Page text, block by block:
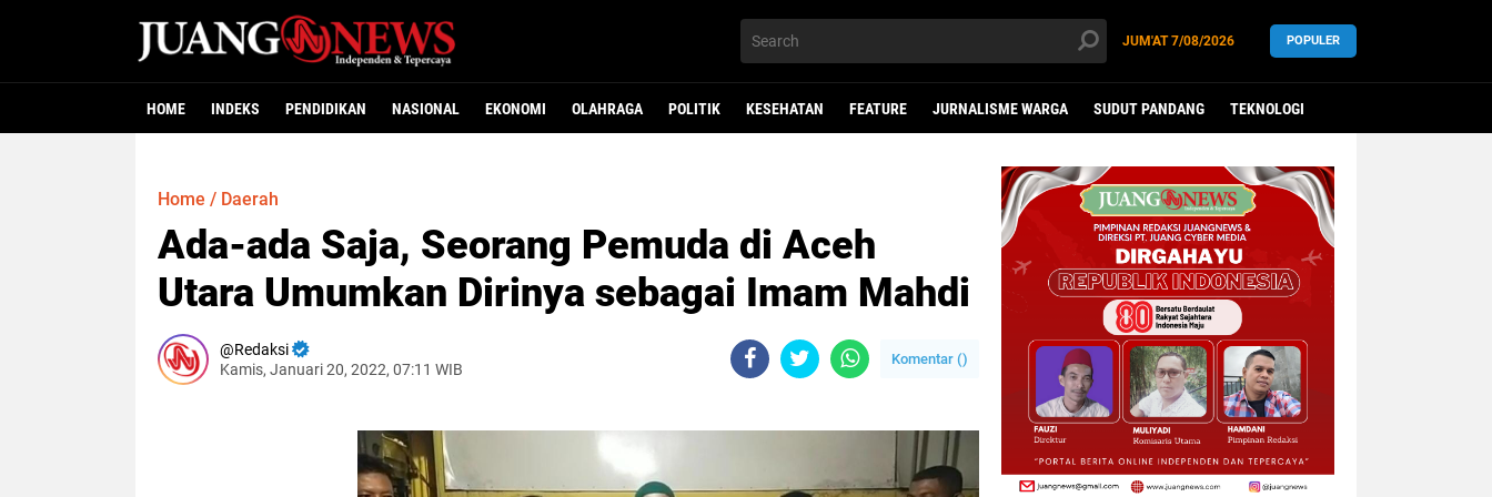
JUM'AT7/08/2026 POPULER
HOME INDEKS PENDIDIKAN NASIONAL EKONOMI OLAHRAGA POLITIK KESEHATAN FEATURE JURNALISME WARGA SUDUT PANDANG TEKNOLOGI
Home / Daerah
Ada-ada Saja, Seorang Pemuda di Aceh
Utara Umumkan Dirinya sebagai Imam Mahdi
Redaksi
Kamis, Januari 20, 2022, 07:11 WIB
Komentar ()